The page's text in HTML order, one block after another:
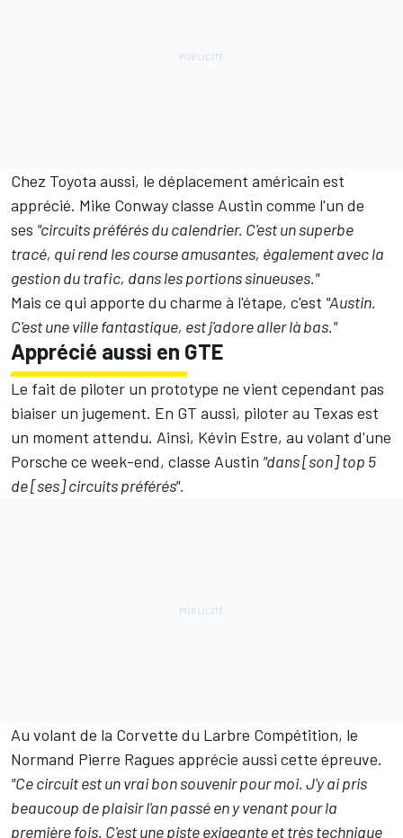
Chez Toyota aussi, le déplacement américain est
apprécié. Mike Conwayclasse Austin comme l'un de
ses "circuits préférés du calendrier. C'est un superbe
tracé, qui rend les course amusantes, également avec la
gestion du trafic, dans les portions sinueuses."
Mais ce qui apporte du charme à l'étape, c'est "Austin.
C'est une ville fantastique, est j'adore aller là bas."
Apprécié aussi en GTE
Le fait de piloter un prototype ne vient cependant pas
biaiser un jugement. En GT aussi, piloter au Texas est
un moment attendu. Ainsi, Kévin Estre, au volant d'une
Porsche ce week-end, classe Austin "dans [son] top 5
de [ses] circuits préférés".
Au volant de la Corvette du Larbre Compétition, le
Normand Pierre Ragues apprécie aussi cette épreuve.
"Ce circuit est un vrai bon souvenir pour moi. J'y ai pris
beaucoup de plaisir l'an passé en y venant pour la
première fois. C'est une piste exigeante et très technique